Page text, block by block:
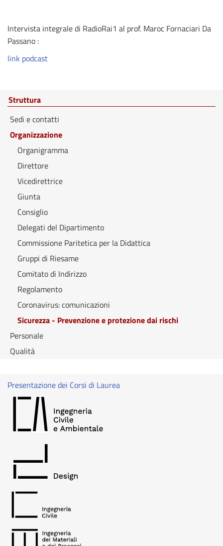
Intervista integrale di RadioRai1 al prof. Maroc Fornaciari Da
Passano :
link podcast
Struttura
Sedi e contatti
Organizzazione
Organigramma
Direttore
Vicedirettrice
Giunta
Consiglio
Delegati del Dipartimento
Commissione Paritetica per la Didattica
Gruppi di Riesame
Comitato di Indirizzo
Regolamento
Coronavirus: comunicazioni
Sicurezza - Prevenzione e protezione dai rischi
Personale
Qualità
Presentazione dei Corsi di Laurea